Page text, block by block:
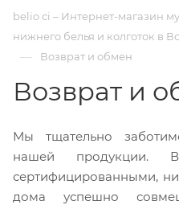
belio ci – Интернет-магазин
нижнего белья и колготок в
— Возврат и обмен
Возврат и
Мы тщательно
нашей продукции.
сертифицированными,
дома успешно